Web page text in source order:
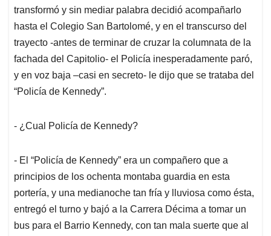
transformó y sin mediar palabra decidió acompañarlo
hasta el Colegio San Bartolomé, y en el transcurso del
trayecto -antes de terminar de cruzar la columnata de la
fachada del Capitolio- el Policía inesperadamente paró,
y en voz baja –casi en secreto- le dijo que se trataba del
“Policía de Kennedy”.
- ¿Cual Policía de Kennedy?
- El “Policía de Kennedy” era un compañero que a
principios de los ochenta montaba guardia en esta
portería, y una medianoche tan fría y lluviosa como ésta,
entregó el turno y bajó a la Carrera Décima a tomar un
bus para el Barrio Kennedy, con tan mala suerte que al